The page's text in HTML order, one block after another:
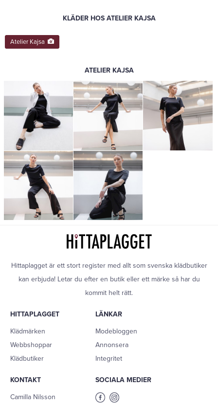
KLÄDER HOS ATELIER KAJSA
Atelier Kajsa
ATELIER KAJSA
Hittaplagget är ett stort register med allt som svenska klädbutiker
kan erbjuda! Letar du efter en butik eller ett märke så har du
kommit helt rätt.
HITTAPLAGGET
Klädmärken
Webbshoppar
Klädbutiker
LÄNKAR
Modebloggen
Annonsera
Integritet
KONTAKT
Camilla Nilsson
SOCIALA MEDIER